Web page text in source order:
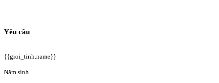
Yêu cầu
{{gioi_tinh.name}}
Năm sinh